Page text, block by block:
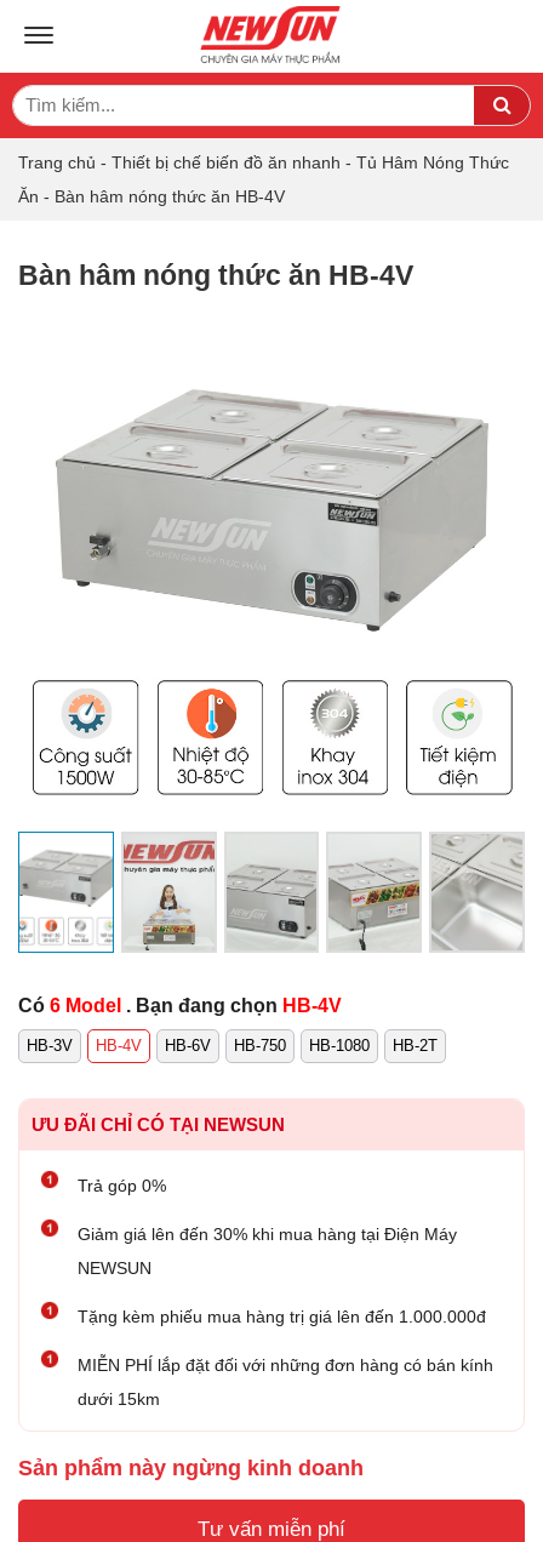
TOGGLE NAVIGATION
Search
for:
Trang chủ - Thiết bị chế biến đồ ăn nhanh - Tủ Hâm Nóng Thức
Ăn - Bàn hâm nóng thức ăn HB-4V
Bàn hâm nóng thức ăn HB-4V
Có 6 Model . Bạn đang chọn HB-4V
HB-3V HB-4V HB-6V HB-750 HB-1080 HB-2T
ƯU ĐÃI CHỈ CÓ TẠI NEWSUN
Trả góp 0%
Giảm giá lên đến 30% khi mua hàng tại Điện Máy
NEWSUN
Tặng kèm phiếu mua hàng trị giá lên đến 1.000.000đ
MIỄN PHÍ lắp đặt đối với những đơn hàng có bán kính
dưới 15km
Sản phẩm này ngừng kinh doanh
Tư vấn miễn phí